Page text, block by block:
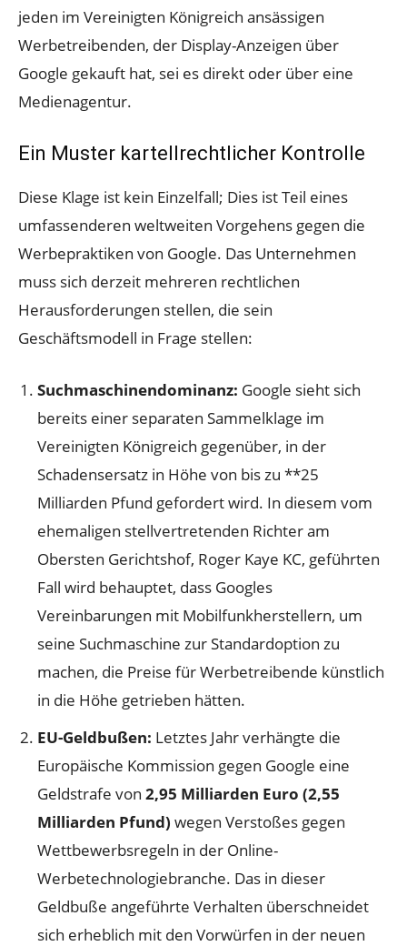
jeden im Vereinigten Königreich ansässigen
Werbetreibenden, der Display-Anzeigen über
Google gekauft hat, sei es direkt oder über eine
Medienagentur.
Ein Muster kartellrechtlicher Kontrolle
Diese Klage ist kein Einzelfall; Dies ist Teil eines
umfassenderen weltweiten Vorgehens gegen die
Werbepraktiken von Google. Das Unternehmen
muss sich derzeit mehreren rechtlichen
Herausforderungen stellen, die sein
Geschäftsmodell in Frage stellen:
Suchmaschinendominanz: Google sieht sich
bereits einer separaten Sammelklage im
Vereinigten Königreich gegenüber, in der
Schadensersatz in Höhe von bis zu **25
Milliarden Pfund gefordert wird. In diesem vom
ehemaligen stellvertretenden Richter am
Obersten Gerichtshof, Roger Kaye KC, geführten
Fall wird behauptet, dass Googles
Vereinbarungen mit Mobilfunkherstellern, um
seine Suchmaschine zur Standardoption zu
machen, die Preise für Werbetreibende künstlich
in die Höhe getrieben hätten.
EU-Geldbußen: Letztes Jahr verhängte die
Europäische Kommission gegen Google eine
Geldstrafe von 2,95 Milliarden Euro (2,55
Milliarden Pfund) wegen Verstoßes gegen
Wettbewerbsregeln in der Online-
Werbetechnologiebranche. Das in dieser
Geldbuße angeführte Verhalten überschneidet
sich erheblich mit den Vorwürfen in der neuen